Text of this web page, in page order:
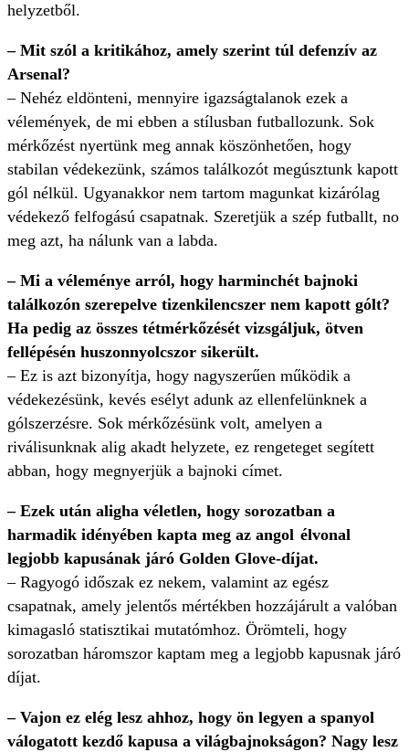
helyzetből.
– Mit szól a kritikához, amely szerint túl defenzív az
Arsenal?
– Nehéz eldönteni, mennyire igazságtalanok ezek a
vélemények, de mi ebben a stílusban futballozunk. Sok
mérkőzést nyertünk meg annak köszönhetően, hogy
stabilan védekezünk, számos találkozót megúsztunk kapott
gól nélkül. Ugyanakkor nem tartom magunkat kizárólag
védekező felfogású csapatnak. Szeretjük a szép futballt, no
meg azt, ha nálunk van a labda.
– Mi a véleménye arról, hogy harminchét bajnoki
találkozón szerepelve tizenkilencszer nem kapott gólt?
Ha pedig az összes tétmérkőzését vizsgáljuk, ötven
fellépésén huszonnyolcszor sikerült.
– Ez is azt bizonyítja, hogy nagyszerűen működik a
védekezésünk, kevés esélyt adunk az ellenfelünknek a
gólszerzésre. Sok mérkőzésünk volt, amelyen a
riválisunknak alig akadt helyzete, ez rengeteget segített
abban, hogy megnyerjük a bajnoki címet.
– Ezek után aligha véletlen, hogy sorozatban a
harmadik idényében kapta meg az angol élvonal
legjobb kapusának járó Golden Glove-díjat.
– Ragyogó időszak ez nekem, valamint az egész
csapatnak, amely jelentős mértékben hozzájárult a valóban
kimagasló statisztikai mutatómhoz. Örömteli, hogy
sorozatban háromszor kaptam meg a legjobb kapusnak járó
díjat.
– Vajon ez elég lesz ahhoz, hogy ön legyen a spanyol
válogatott kezdő kapusa a világbajnokságon? Nagy lesz